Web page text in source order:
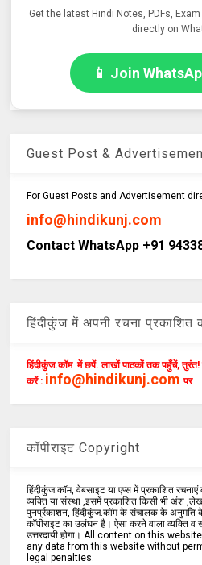
Get the latest Hindi Notes, PDFs,
directly on
📱 Join
Guest Post &
For Guest Posts and Advertisement
info@hindikunj.com
Contact WhatsApp +91
हिंदीकुंज में अपनी रचना प्रकाशित
हिंदीकुंज.कॉम में छपें. लाखों पाठकों तक पहुँचें, तुरंत!
करें : info@hindikunj.com पर
कॉपीराइट Copyright
हिंदीकुंज.कॉम, वेबसाइट या एप्स में प्रकाशित
व्यक्ति या संस्था ,इसमें प्रकाशित किसी भी अंश
पुनर्प्रकाशन, हिंदीकुंज.कॉम के संचालक के अनुमति
कॉपीराइट का उलंघन है। ऐसा करने वाला व्यक्ति व
उत्तरदायी होगा। All content on this
any data from this website without
legal penalties.